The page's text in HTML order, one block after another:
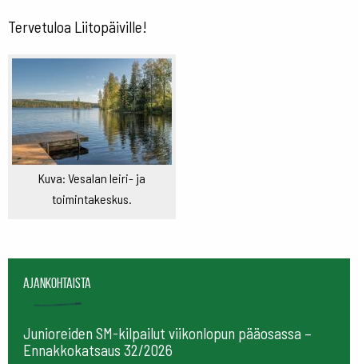
Tervetuloa Liitopäiville!
Kuva: Vesalan leiri- ja
toimintakeskus.
Ajankohtaista
Junioreiden SM-kilpailut viikonlopun pääosassa –
Ennakkokatsaus 32/2026